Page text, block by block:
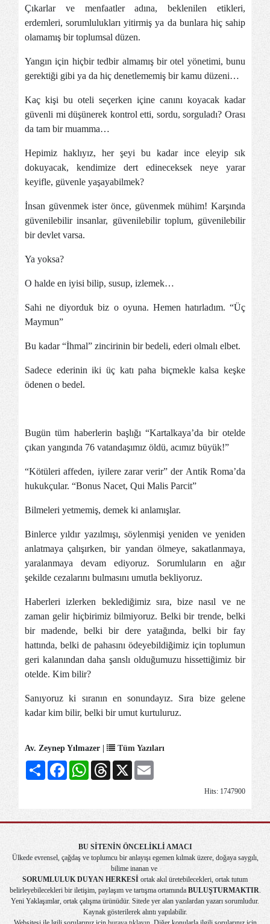
Çıkarlar ve menfaatler adına, beklenilen etikleri,
erdemleri, sorumlulukları yitirmiş ya da bunlara hiç sahip
olamamış bir toplumsal düzen.
Yangın için hiçbir tedbir almamış bir otel yönetimi, bunu
gerektiği gibi ya da hiç denetlememiş bir kamu düzeni…
Kaç kişi bu oteli seçerken içine canını koyacak kadar
güvenli mi düşünerek kontrol etti, sordu, sorguladı? Orası
da tam bir muamma…
Hepimiz haklıyız, her şeyi bu kadar ince eleyip sık
dokuyacak, kendimize dert edineceksek neye yarar
keyifle, güvenle yaşayabilmek?
İnsan güvenmek ister önce, güvenmek mühim! Karşında
güvenilebilir insanlar, güvenilebilir toplum, güvenilebilir
bir devlet varsa.
Ya yoksa?
O halde en iyisi bilip, susup, izlemek…
Sahi ne diyorduk biz o oyuna. Hemen hatırladım. “Üç
Maymun”
Bu kadar “İhmal” zincirinin bir bedeli, ederi olmalı elbet.
Sadece ederinin iki üç katı paha biçmekle kalsa keşke
ödenen o bedel.
Bugün tüm haberlerin başlığı “Kartalkaya’da bir otelde
çıkan yangında 76 vatandaşımız öldü, acımız büyük!”
“Kötüleri affeden, iyilere zarar verir” der Antik Roma’da
hukukçular. “Bonus Nacet, Qui Malis Parcit”
Bilmeleri yetmemiş, demek ki anlamışlar.
Binlerce yıldır yazılmışı, söylenmişi yeniden ve yeniden
anlatmaya çalışırken, bir yandan ölmeye, sakatlanmaya,
yaralanmaya devam ediyoruz. Sorumluların en ağır
şekilde cezalarını bulmasını umutla bekliyoruz.
Haberleri izlerken beklediğimiz sıra, bize nasıl ve ne
zaman gelir hiçbirimiz bilmiyoruz. Belki bir trende, belki
bir madende, belki bir dere yatağında, belki bir fay
hattında, belki de pahasını ödeyebildiğimiz için toplumun
geri kalanından daha şanslı olduğumuzu hissettiğimiz bir
otelde. Kim bilir?
Sanıyoruz ki sıranın en sonundayız. Sıra bize gelene
kadar kim bilir, belki bir umut kurtuluruz.
Av. Zeynep Yılmazer | Tüm Yazıları
Share FacebookWhatsAppThreads
X
Hits: 1747900
BU SİTENİN ÖNCELİKLİ AMACI
Ülkede evrensel, çağdaş ve toplumcu bir anlayışı egemen kılmak üzere, doğaya saygılı,
bilime inanan ve
SORUMLULUK DUYAN HERKESİ ortak akıl üretebilecekleri, ortak tutum
belirleyebilecekleri bir iletişim, paylaşım ve tartışma ortamında BULUŞTURMAKTIR.
Yeni Yaklaşımlar, ortak çalışma ürünüdür. Sitede yer alan yazılardan yazarı sorumludur.
Kaynak gösterilerek alıntı yapılabilir.